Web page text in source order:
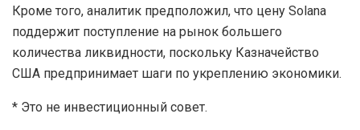
Кроме того, аналитик предположил, что цену Solana
поддержит поступление на рынок большего
количества ликвидности, поскольку Казначейство
США предпринимает шаги по укреплению экономики.
* Это не инвестиционный совет.